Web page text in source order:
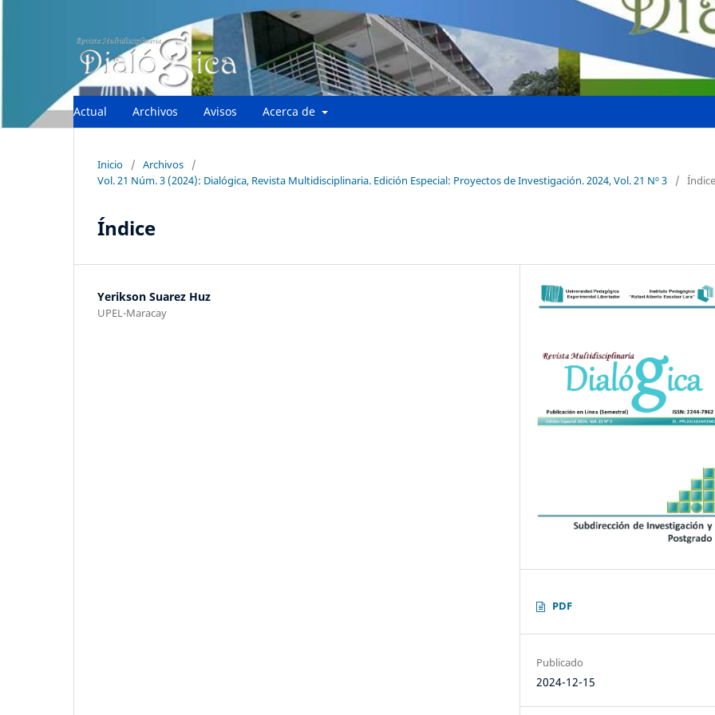
Actual Archivos Avisos Acerca de
Inicio / Archivos
/
Vol. 21 Núm. 3 (2024): Dialógica, Revista Multidisciplinaria. Edición Especial: Proyectos de Investigación. 2024, Vol. 21 Nº 3
/ Índice
Índice
Yerikson Suarez Huz
UPEL-Maracay
PDF
Publicado
2024-12-15